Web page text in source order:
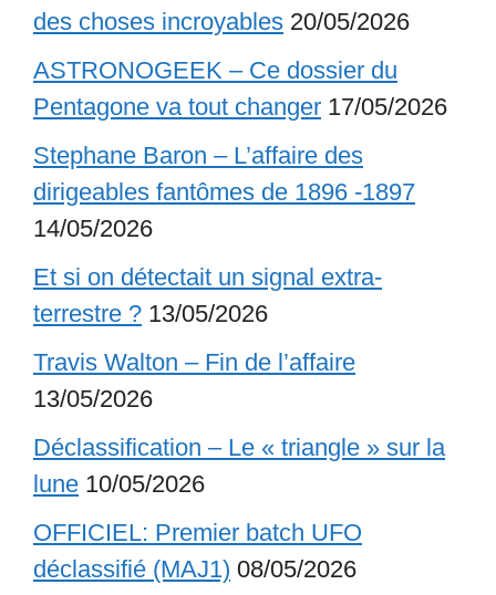
des choses incroyables 20/05/2026
ASTRONOGEEK – Ce dossier du
Pentagone va tout changer 17/05/2026
Stephane Baron – L’affaire des
dirigeables fantômes de 1896 -1897
14/05/2026
Et si on détectait un signal extra-
terrestre ? 13/05/2026
Travis Walton – Fin de l’affaire
13/05/2026
Déclassification – Le « triangle » sur la
lune 10/05/2026
OFFICIEL: Premier batch UFO
déclassifié (MAJ1) 08/05/2026